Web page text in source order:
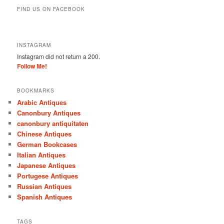
FIND US ON FACEBOOK
INSTAGRAM
Instagram did not return a 200.
Follow Me!
BOOKMARKS
Arabic Antiques
Canonbury Antiques
canonbury antiquitaten
Chinese Antiques
German Bookcases
Italian Antiques
Japanese Antiques
Portugese Antiques
Russian Antiques
Spanish Antiques
TAGS